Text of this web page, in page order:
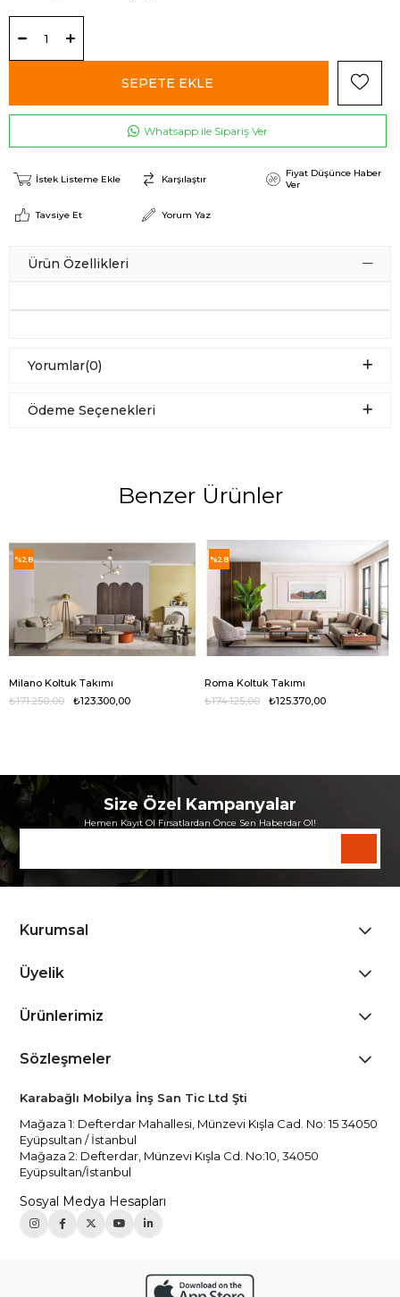
Whatsapp ile Sipariş Ver
İstek Listeme Ekle Karşılaştır
Fiyat Düşünce Haber
Ver
Tavsiye Et Yorum Yaz
Ürün Özellikleri
Yorumlar(0)
Ödeme Seçenekleri
Benzer Ürünler
Milano Koltuk Takımı
₺123.300,00
₺171.250,00
%28
Roma Koltuk Takımı
₺125.370,00
₺174.125,00
%28
Size Özel Kampanyalar
Hemen Kayıt Ol Fırsatlardan Önce Sen Haberdar Ol!
Kurumsal
Üyelik
Ürünlerimiz
Sözleşmeler
Karabağlı Mobilya İnş San Tic Ltd Şti
Mağaza 1: Defterdar Mahallesi, Münzevi Kışla Cad. No: 15 34050
Eyüpsultan / İstanbul
Mağaza 2: Defterdar, Münzevi Kışla Cd. No:10, 34050
Eyüpsultan/İstanbul
Sosyal Medya Hesapları